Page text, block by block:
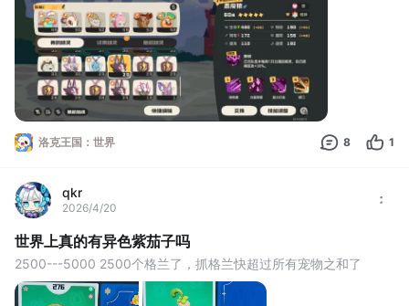
洛克王国：世界 8 1
qkr
2026/4/20
世界上真的有异色紫茄子吗
2500---5000 2500个格兰了，抓格兰快超过所有宠物之和了